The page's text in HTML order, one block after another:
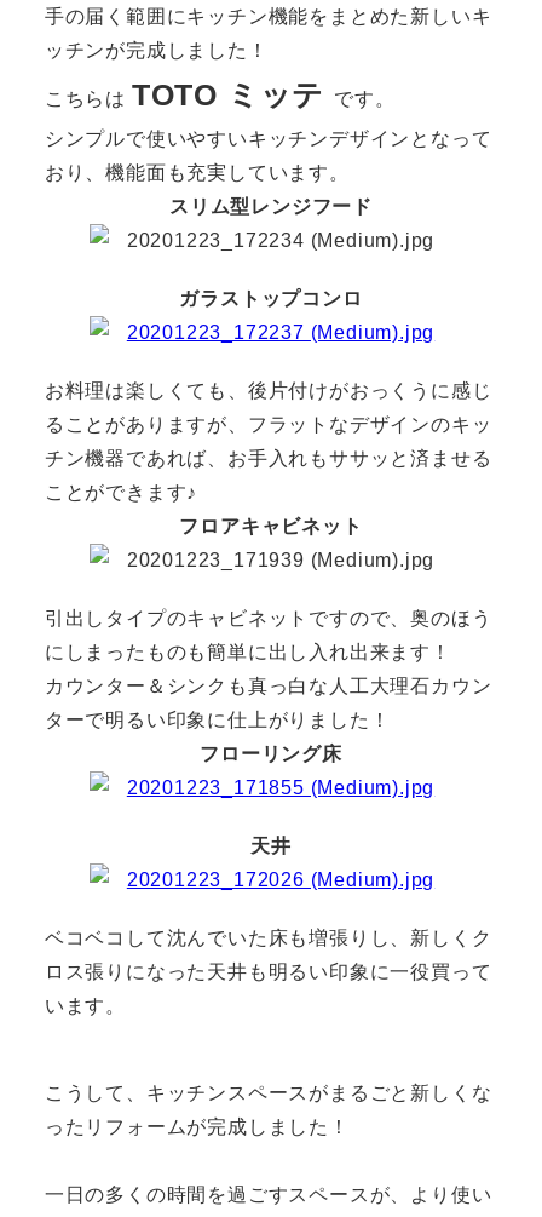
手の届く範囲にキッチン機能をまとめた新しいキ
ッチンが完成しました！
こちらは TOTO ミッテ
です。
シンプルで使いやすいキッチンデザインとなって
おり、機能面も充実しています。
スリム型レンジフード
ガラストップコンロ
お料理は楽しくても、後片付けがおっくうに感じ
ることがありますが、フラットなデザインのキッ
チン機器であれば、お手入れもササッと済ませる
ことができます♪
フロアキャビネット
引出しタイプのキャビネットですので、奥のほう
にしまったものも簡単に出し入れ出来ます！
カウンター＆シンクも真っ白な人工大理石カウン
ターで明るい印象に仕上がりました！
フローリング床
天井
ベコベコして沈んでいた床も増張りし、新しくク
ロス張りになった天井も明るい印象に一役買って
います。
こうして、キッチンスペースがまるごと新しくな
ったリフォームが完成しました！
一日の多くの時間を過ごすスペースが、より使い